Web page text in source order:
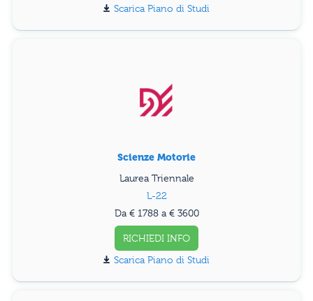
Piano di Studi
Scienze Motorie
Laurea Triennale
L-22
Da € 1788 a € 3600
RICHIEDI INFO
Piano di Studi